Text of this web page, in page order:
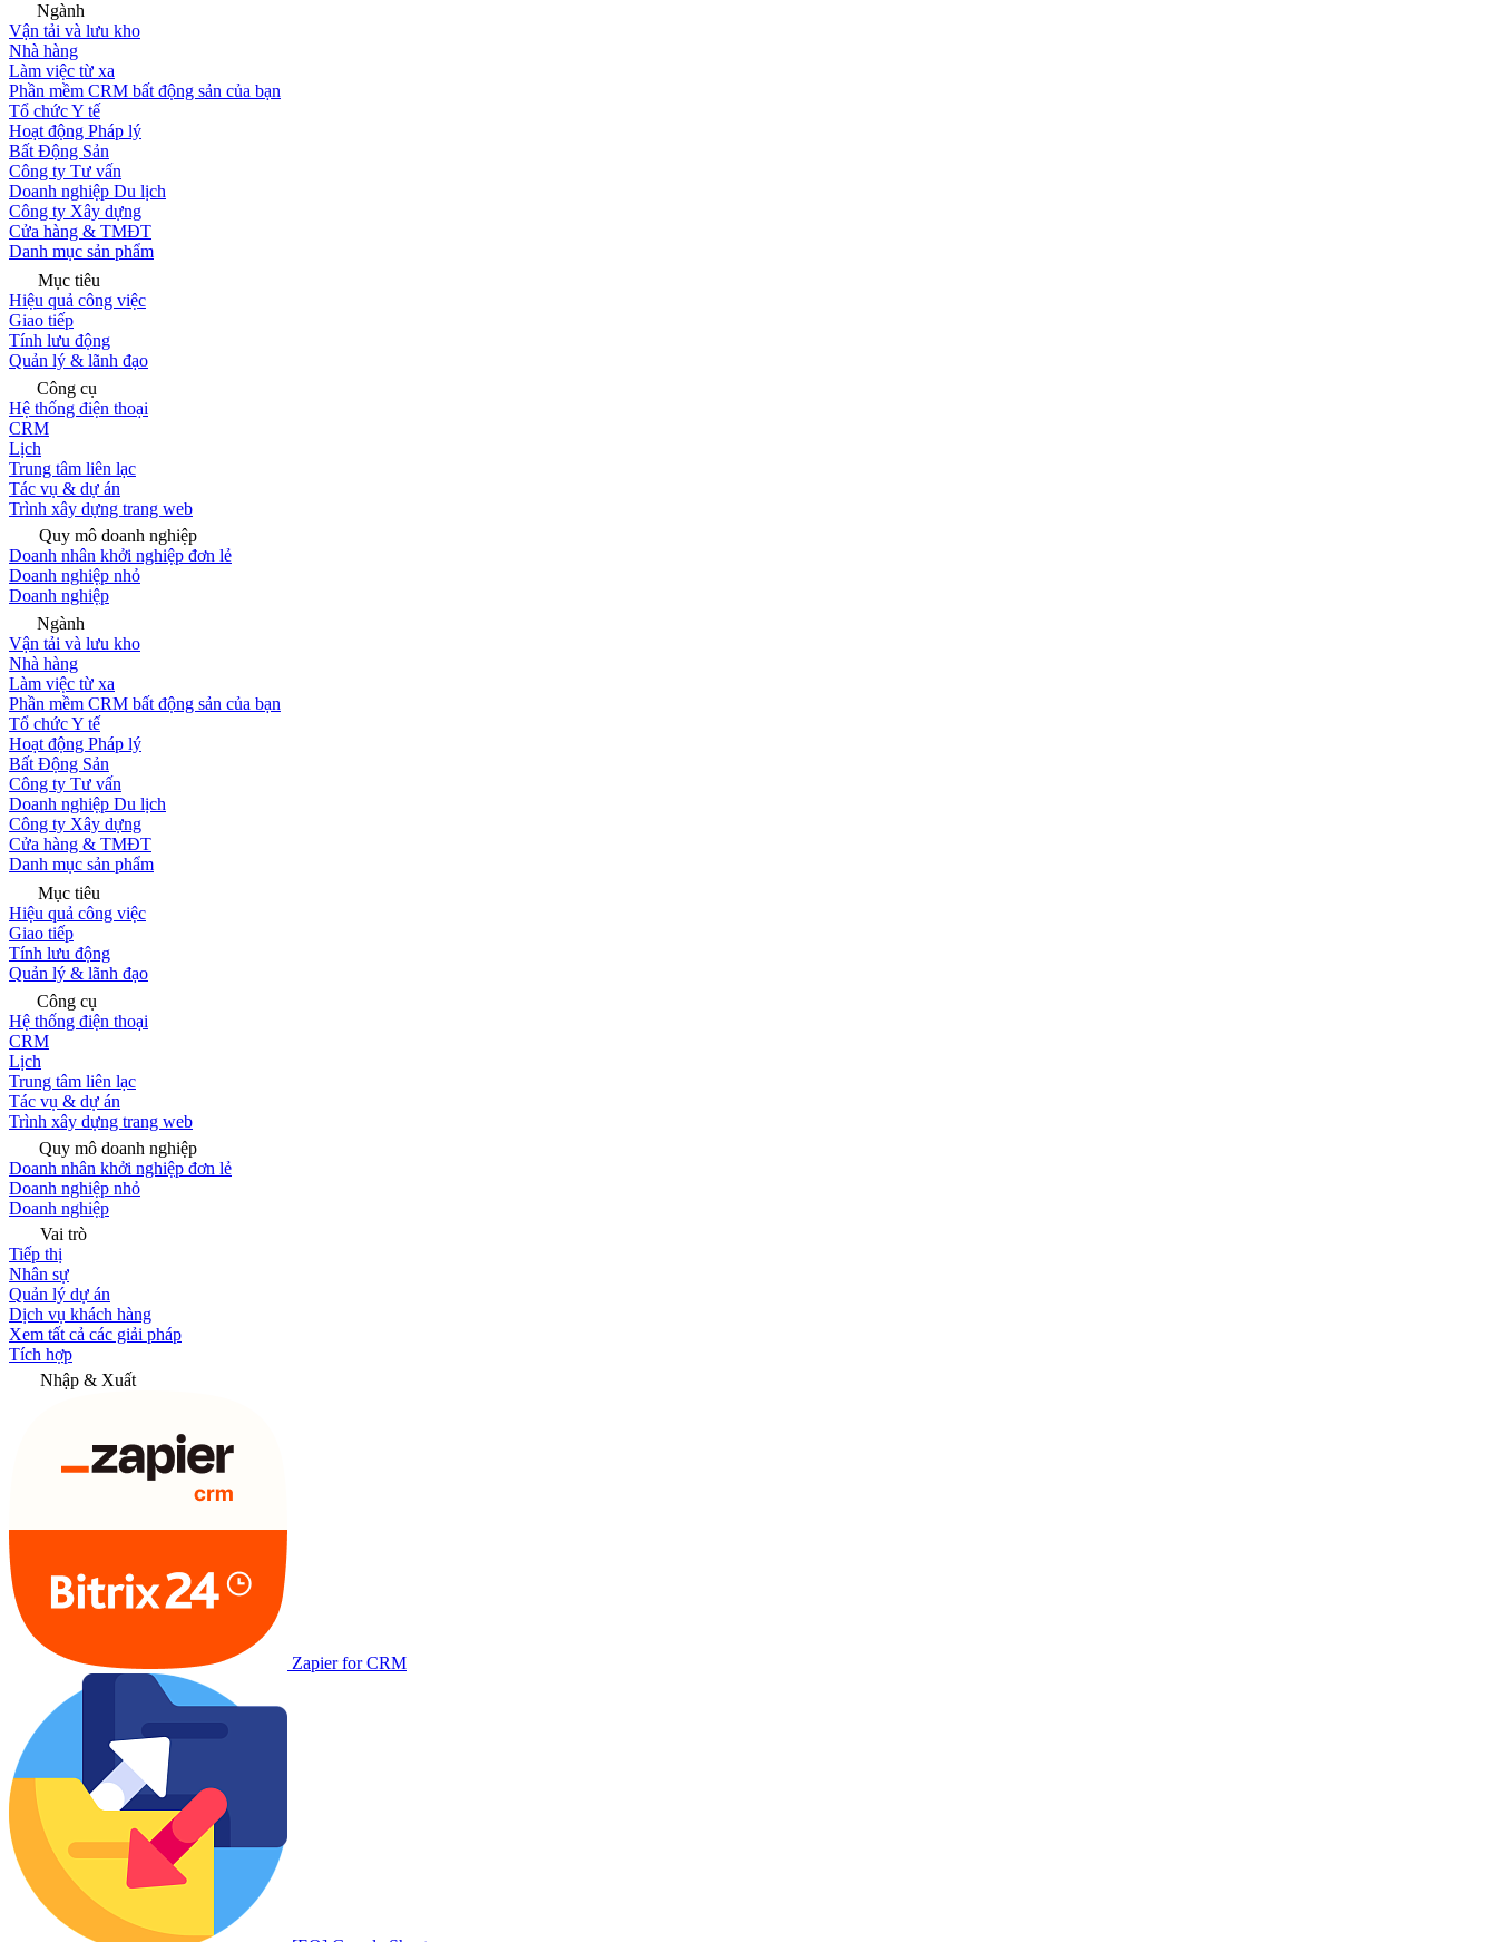
Ngành
Vận tải và lưu kho
Nhà hàng
Làm việc từ xa
Phần mềm CRM bất động sản của bạn
Tổ chức Y tế
Hoạt động Pháp lý
Bất Động Sản
Công ty Tư vấn
Doanh nghiệp Du lịch
Công ty Xây dựng
Cửa hàng & TMĐT
Danh mục sản phẩm
Mục tiêu
Hiệu quả công việc
Giao tiếp
Tính lưu động
Quản lý & lãnh đạo
Công cụ
Hệ thống điện thoại
CRM
Lịch
Trung tâm liên lạc
Tác vụ & dự án
Trình xây dựng trang web
Quy mô doanh nghiệp
Doanh nhân khởi nghiệp đơn lẻ
Doanh nghiệp nhỏ
Doanh nghiệp
Ngành
Vận tải và lưu kho
Nhà hàng
Làm việc từ xa
Phần mềm CRM bất động sản của bạn
Tổ chức Y tế
Hoạt động Pháp lý
Bất Động Sản
Công ty Tư vấn
Doanh nghiệp Du lịch
Công ty Xây dựng
Cửa hàng & TMĐT
Danh mục sản phẩm
Mục tiêu
Hiệu quả công việc
Giao tiếp
Tính lưu động
Quản lý & lãnh đạo
Công cụ
Hệ thống điện thoại
CRM
Lịch
Trung tâm liên lạc
Tác vụ & dự án
Trình xây dựng trang web
Quy mô doanh nghiệp
Doanh nhân khởi nghiệp đơn lẻ
Doanh nghiệp nhỏ
Doanh nghiệp
Vai trò
Tiếp thị
Nhân sự
Quản lý dự án
Dịch vụ khách hàng
Xem tất cả các giải pháp
Tích hợp
Nhập & Xuất
Zapier for CRM